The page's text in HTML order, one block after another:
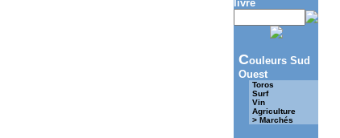
livre
Couleurs Sud
Ouest
Toros
Surf
Vin
Agriculture
> Marchés